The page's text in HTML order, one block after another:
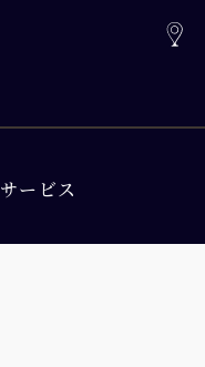
サービス